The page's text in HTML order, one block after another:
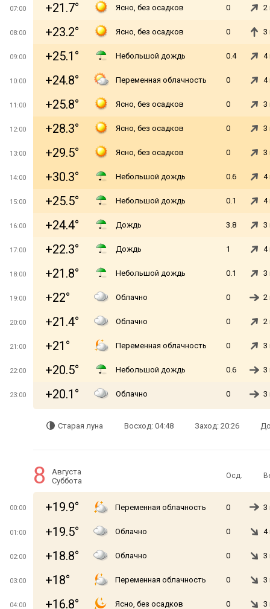
07:00 +21.7° Ясно, без осадков 0 2
08:00 +23.2° Ясно, без осадков 0 3
09:00 +25.1° Небольшой дождь 0.4 4
10:00 +24.8° Переменная облачность 0 4
11:00 +25.8° Ясно, без осадков 0 3
12:00 +28.3° Ясно, без осадков 0 3
13:00 +29.5° Ясно, без осадков 0 3
14:00 +30.3° Небольшой дождь 0.6 4
15:00 +25.5° Небольшой дождь 0.1 4
16:00 +24.4° Дождь 3.8 3
17:00 +22.3° Дождь 1 4
18:00 +21.8° Небольшой дождь 0.1 3
19:00 +22° Облачно 0 2
20:00 +21.4° Облачно 0 2
21:00 +21° Переменная облачность 0 3
22:00 +20.5° Небольшой дождь 0.6 3
23:00 +20.1° Облачно 0 3
Старая луна Восход: 04:48 Заход: 20:26
8
Августа
Суббота
Осд.
00:00 +19.9° Переменная облачность 0 3
01:00 +19.5° Облачно 0 4
02:00 +18.8° Облачно 0 3
03:00 +18° Переменная облачность 0 3
04:00 +16.8° Ясно, без осадков 0 3